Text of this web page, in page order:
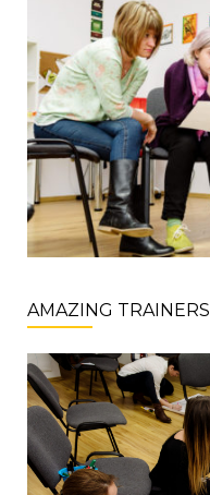
AMAZING TRAINERS